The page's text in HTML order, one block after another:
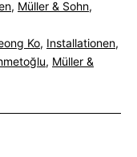
, Müller & Sohn,
Ko, Installationen,
, Müller &